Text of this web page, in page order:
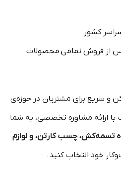
کشور
از فروش تمامی محصولات
و سریع برای مشتریان در حوزه‌ی
ارائه مشاوره تخصصی، به شما
تسمه‌کش، چسب کارتن، و لوازم
خود انتخاب کنید.